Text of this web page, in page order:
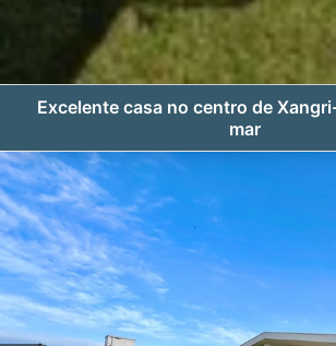
Excelente casa no centro de
mar